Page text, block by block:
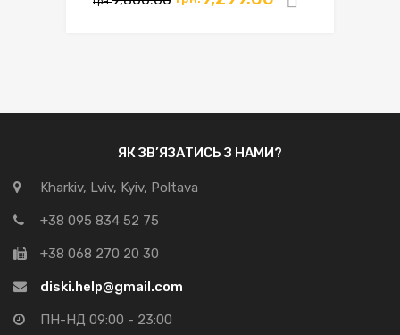
ЯК ЗВ’ЯЗАТИСЬ З НАМИ?
Kharkiv, Lviv, Kyiv, Poltava
+38 095 834 52 75
+38 068 270 20 30
diski.help@gmail.com
ПН-НД 09:00 - 23:00